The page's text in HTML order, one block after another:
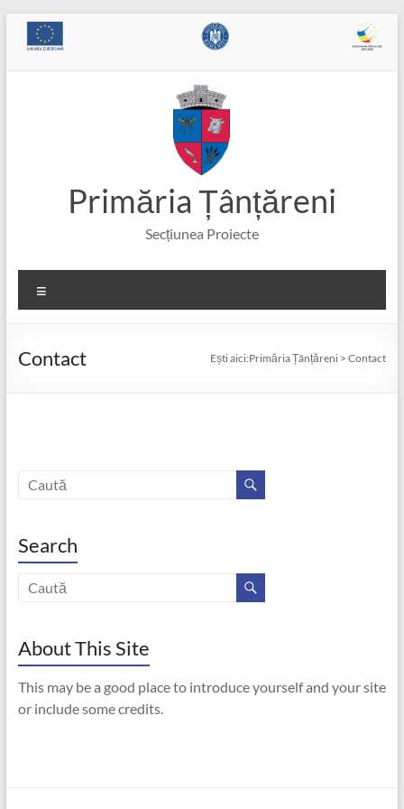
Skip
Primăria Țânțăreni
Secțiunea Proiecte
Contact Ești aici:Primăria Țânțăreni >Contact
Search
About This Site
This may be a good place to introduce yourself and your site
or include some credits.